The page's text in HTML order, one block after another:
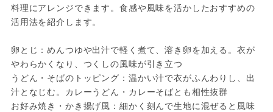
料理にアレンジできます。食感や風味を活かしたおすすめの
活用法を紹介します。
卵とじ：めんつゆや出汁で軽く煮て、溶き卵を加える。衣が
やわらかくなり、つくしの風味が引き立つ
うどん・そばのトッピング：温かい汁で衣がふんわりし、出
汁となじむ。カレーうどん・カレーそばとも相性抜群
お好み焼き・かき揚げ風：細かく刻んで生地に混ぜると風味